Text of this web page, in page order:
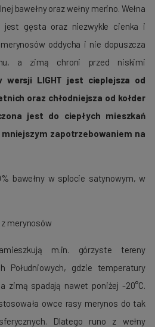
bawełny oraz wełny merino. Wełna
jest gęsta oraz niezwykle cienka i
oddycha i nie dopuszcza
a zimą chroni przed niskimi
wersji LIGHT jest cieplejsza od
oraz chłodniejsza od kołder
jest do ciepłych mieszkań
zapotrzebowaniem na
bawełny w splocie satynowym, w
z merynosów
m.in. górzyste tereny
Południowych, gdzie temperatury
zimą spadają nawet poniżej -20°C.
owce rasy merynos do tak
Dlatego runo z wełny